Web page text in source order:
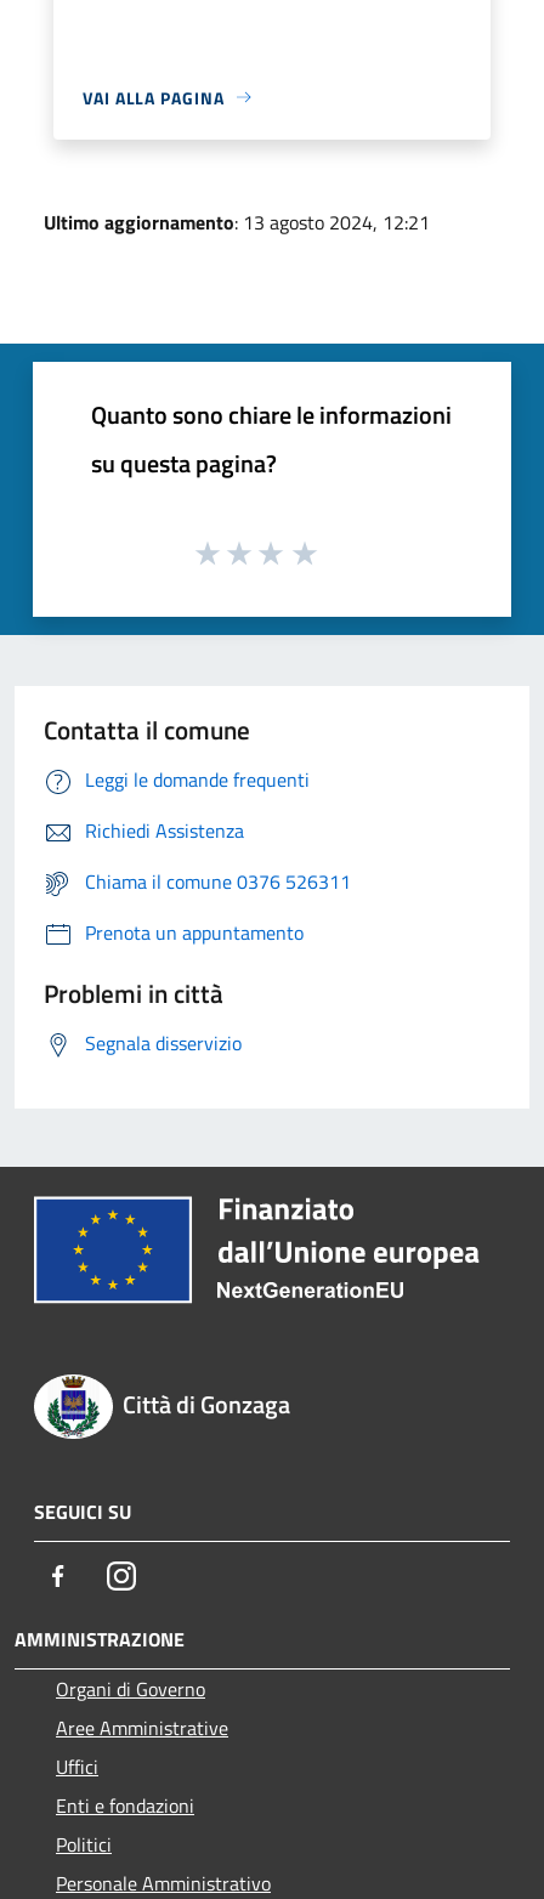
VAI ALLA PAGINA
Ultimo aggiornamento: 13 agosto 2024, 12:21
Quanto sono chiare le informazioni
su questa pagina?
Contatta il comune
Leggi le domande frequenti
Richiedi Assistenza
Chiama il comune 0376 526311
Prenota un appuntamento
Problemi in città
Segnala disservizio
Città di Gonzaga
SEGUICI SU
FacebookInstagram
AMMINISTRAZIONE
Organi di Governo
Aree Amministrative
Uffici
Enti e fondazioni
Politici
Personale Amministrativo